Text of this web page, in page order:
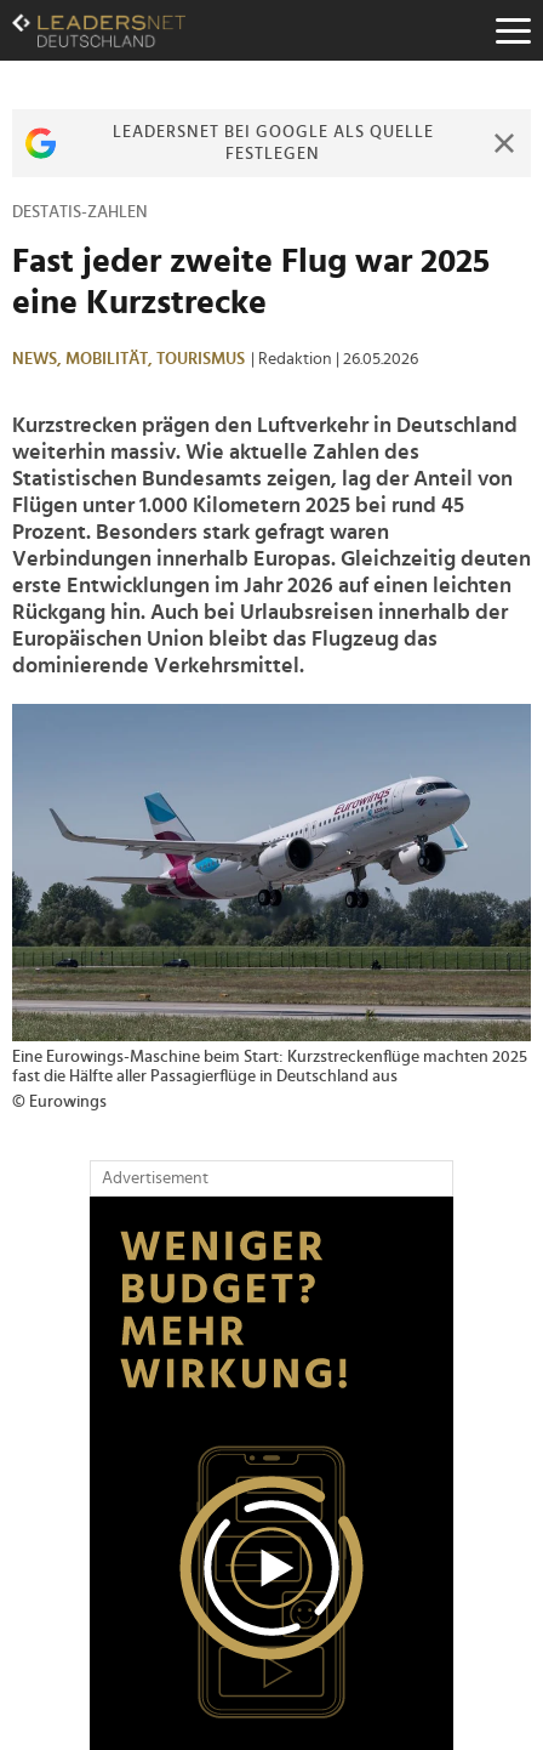
Zum
Inhalt
Zur
Zur
LEADERSNET BEI GOOGLE ALS QUELLE
FESTLEGEN
DESTATIS-ZAHLEN
Fast jeder zweite Flug war 2025
eine Kurzstrecke
NEWS, MOBILITÄT, TOURISMUS | Redaktion | 26.05.2026
Kurzstrecken prägen den Luftverkehr in Deutschland
weiterhin massiv. Wie aktuelle Zahlen des
Statistischen Bundesamts zeigen, lag der Anteil von
Flügen unter 1.000 Kilometern 2025 bei rund 45
Prozent. Besonders stark gefragt waren
Verbindungen innerhalb Europas. Gleichzeitig deuten
erste Entwicklungen im Jahr 2026 auf einen leichten
Rückgang hin. Auch bei Urlaubsreisen innerhalb der
Europäischen Union bleibt das Flugzeug das
dominierende Verkehrsmittel.
Eine Eurowings-Maschine beim Start: Kurzstreckenflüge machten 2025
fast die Hälfte aller Passagierflüge in Deutschland aus
© Eurowings
Advertisement